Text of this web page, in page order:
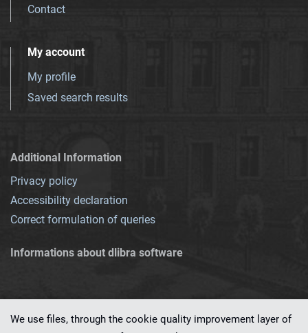
Contact
My account
My profile
Saved search results
Additional Information
Privacy policy
Accessibility declaration
Correct formulation of queries
Informations about dlibra software
We use files, through the cookie quality improvement layer of